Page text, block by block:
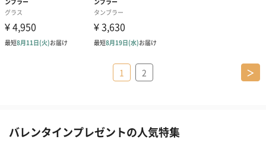
1 2 ＞
バレンタインプレゼントの人気特集